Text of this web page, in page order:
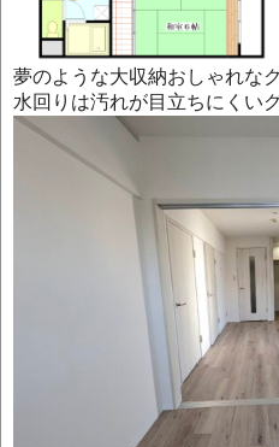
夢のような大収納おしゃれ
水回りは汚れが目立ちにく